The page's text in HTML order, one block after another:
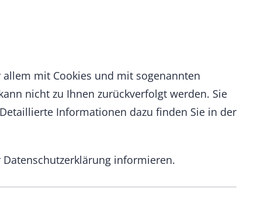
mit Cookies und mit sogenannten
nicht zu Ihnen zurückverfolgt werden. Sie
Informationen dazu finden Sie in der
informieren.